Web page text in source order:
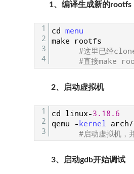
1、编译生成新的rootfs
1
2
3
4
cd
menu
make
rootfs
#这里已经
#直接make
2、启动虚拟机
1
2
3
cd linux-3.18.6
qemu
- kernel arch/
#启动虚拟机，
3、启动gdb开始调试